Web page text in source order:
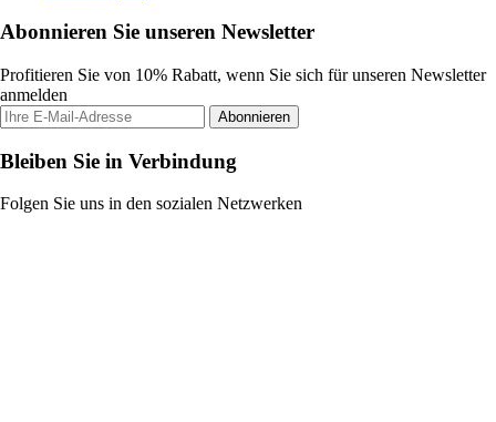
Abonnieren Sie unseren Newsletter
Profitieren Sie von 10% Rabatt, wenn Sie sich für unseren Newsletter
anmelden
Abonnieren
Bleiben Sie in Verbindung
Folgen Sie uns in den sozialen Netzwerken